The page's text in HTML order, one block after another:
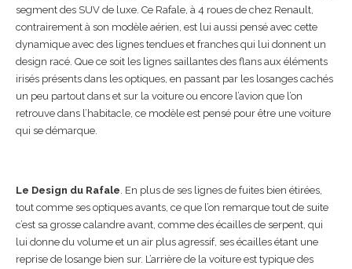
segment des SUV de luxe. Ce Rafale, à 4 roues de chez Renault,
contrairement à son modèle aérien, est lui aussi pensé avec cette
dynamique avec des lignes tendues et franches qui lui donnent un
design racé. Que ce soit les lignes saillantes des flans aux éléments
irisés présents dans les optiques, en passant par les losanges cachés
un peu partout dans et sur la voiture ou encore l’avion que l’on
retrouve dans l’habitacle, ce modèle est pensé pour être une voiture
qui se démarque.
Le Design du Rafale . En plus de ses lignes de fuites bien étirées,
tout comme ses optiques avants, ce que l’on remarque tout de suite
c’est sa grosse calandre avant, comme des écailles de serpent, qui
lui donne du volume et un air plus agressif, ses écailles étant une
reprise de losange bien sur. L’arrière de la voiture est typique des